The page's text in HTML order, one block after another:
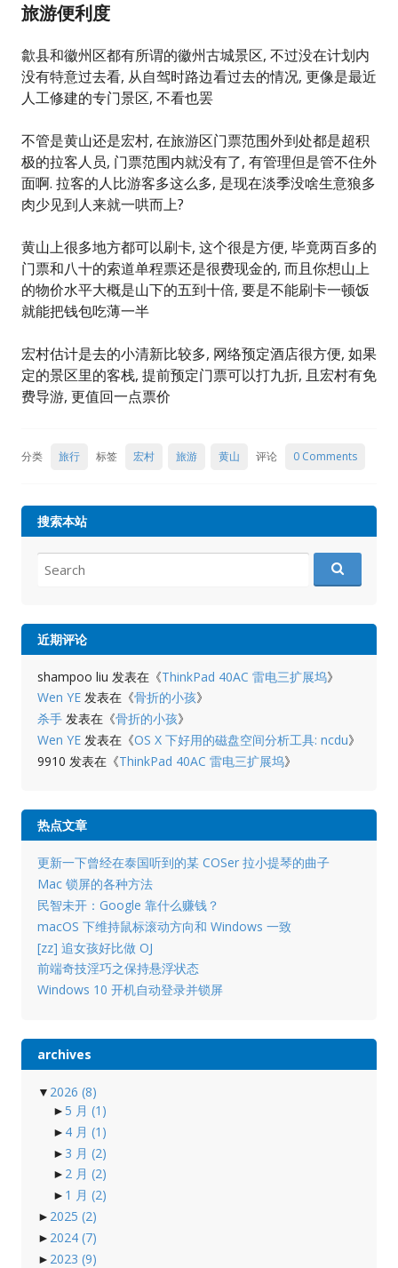
旅游便利度
歙县和徽州区都有所谓的徽州古城景区, 不过没在计划内
没有特意过去看, 从自驾时路边看过去的情况, 更像是最近
人工修建的专门景区, 不看也罢
不管是黄山还是宏村, 在旅游区门票范围外到处都是超积
极的拉客人员, 门票范围内就没有了, 有管理但是管不住外
面啊. 拉客的人比游客多这么多, 是现在淡季没啥生意狼多
肉少见到人来就一哄而上?
黄山上很多地方都可以刷卡, 这个很是方便, 毕竟两百多的
门票和八十的索道单程票还是很费现金的, 而且你想山上
的物价水平大概是山下的五到十倍, 要是不能刷卡一顿饭
就能把钱包吃薄一半
宏村估计是去的小清新比较多, 网络预定酒店很方便, 如果
定的景区里的客栈, 提前预定门票可以打九折, 且宏村有免
费导游, 更值回一点票价
分类 旅行 标签 宏村 旅游 黄山 评论 0 Comments
搜索本站
for:
近期评论
shampoo liu 发表在《ThinkPad 40AC 雷电三扩展坞》
Wen YE发表在《骨折的小孩》
杀手发表在《骨折的小孩》
Wen YE发表在《OS X 下好用的磁盘空间分析工具: ncdu》
9910 发表在《ThinkPad 40AC 雷电三扩展坞》
热点文章
更新一下曾经在泰国听到的某 COSer 拉小提琴的曲子
Mac 锁屏的各种方法
民智未开：Google 靠什么赚钱？
macOS 下维持鼠标滚动方向和 Windows 一致
[zz] 追女孩好比做 OJ
前端奇技淫巧之保持悬浮状态
Windows 10 开机自动登录并锁屏
archives
▼ 2026 (8)
► 5 月 (1)
► 4 月 (1)
► 3 月 (2)
► 2 月 (2)
► 1 月 (2)
► 2025 (2)
► 2024 (7)
► 2023 (9)